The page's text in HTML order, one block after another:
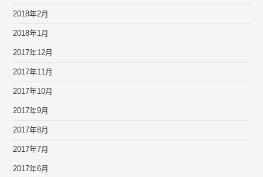
2018年2月
2018年1月
2017年12月
2017年11月
2017年10月
2017年9月
2017年8月
2017年7月
2017年6月